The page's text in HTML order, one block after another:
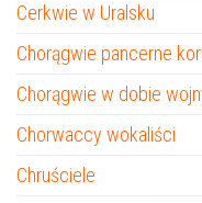
Cerkwie w Uralsku
Chorągwie pancerne
Chorągwie w dobie
Chorwaccy wokaliści
Chruściele